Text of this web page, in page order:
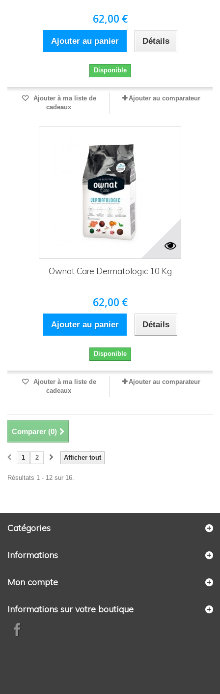
62,00 €
Ajouter au panier Détails
Disponible
Ajouter à ma liste de
cadeaux
Ajouter au comparateur
Ownat Care Dermatologic 10 Kg
62,00 €
Ajouter au panier Détails
Disponible
Ajouter à ma liste de
cadeaux
Ajouter au comparateur
Comparer (0)
Afficher tout
1 2
Résultats 1 - 12 sur 16.
Catégories
Informations
Mon compte
Informations sur votre boutique